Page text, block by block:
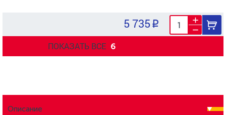
5 735
ПОКАЗАТЬ ВСЕ 6
Описание